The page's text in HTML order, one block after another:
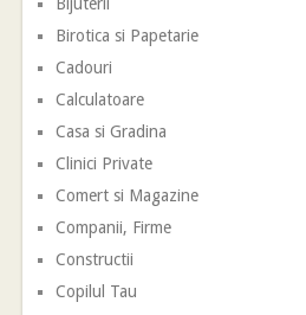
Birotica si Papetarie
Cadouri
Calculatoare
Casa si Gradina
Clinici Private
Comert si Magazine
Companii, Firme
Constructii
Copilul Tau